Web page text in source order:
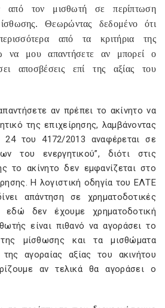
από τον μισθωτή σε περίπτωση
Θεωρώντας δεδομένο ότι
από τα κριτήρια της
να μου απαντήσετε αν μπορεί ο
αποσβέσεις επί της αξίας του
αν πρέπει το ακίνητο να
της επιχείρησης, λαμβάνοντας
του 4172/2013 αναφέρεται σε
του ενεργητικού”, διότι στις
το ακίνητο δεν εμφανίζεται στο
Η λογιστική οδηγία του ΕΛΤΕ
απάντηση σε χρηματοδοτικές
εδώ δεν έχουμε χρηματοδοτική
είναι πιθανό να αγοράσει το
μίσθωσης και τα μισθώματα
αγοραίας αξίας του ακινήτου
αν τελικά θα αγοράσει ο